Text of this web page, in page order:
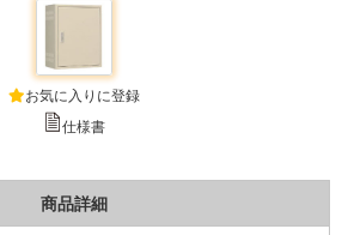
お気に入りに登録
仕様書
商品詳細